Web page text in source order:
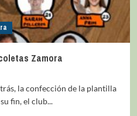
Zamora
la confección de la plantilla
fin, el club...